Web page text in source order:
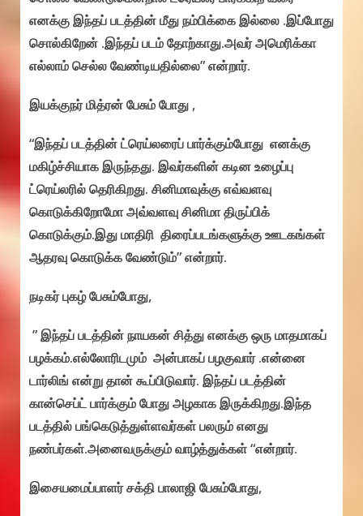
எனக்கு இந்தப் படத்தின் மீது நம்பிக்கை இல்லை .இப்போது
சொல்கிறேன் .இந்தப் படம் தோற்காது.அவர் அமெரிக்கா
எல்லாம் செல்ல வேண்டியதில்லை” என்றார்.
இயக்குநர் மித்ரன் பேசும் போது ,
“இந்தப் படத்தின் ட்ரெய்லரைப் பார்க்கும்போது எனக்கு
மகிழ்ச்சியாக இருந்தது. இவர்களின் கடின உழைப்பு
ட்ரெய்லரில் தெரிகிறது. சினிமாவுக்கு எவ்வளவு
கொடுக்கிறோமோ அவ்வளவு சினிமா திருப்பிக்
கொடுக்கும்.இது மாதிரி திரைப்படங்களுக்கு ஊடகங்கள்
ஆதரவு கொடுக்க வேண்டும்” என்றார்.
நடிகர் புகழ் பேசும்போது,
” இந்தப் படத்தின் நாயகன் சித்து எனக்கு ஒரு மாதமாகப்
பழக்கம்.எல்லோரிடமும் அன்பாகப் பழகுவார் .என்னை
டார்லிங் என்று தான் கூப்பிடுவார். இந்தப் படத்தின்
கான்செப்ட் பார்க்கும் போது அழகாக இருக்கிறது.இந்த
படத்தில் பங்கெடுத்துள்ளவர்கள் பலரும் எனது
நண்பர்கள்.அனைவருக்கும் வாழ்த்துக்கள் “என்றார்.
இசையமைப்பாளர் சக்தி பாலாஜி பேசும்போது,